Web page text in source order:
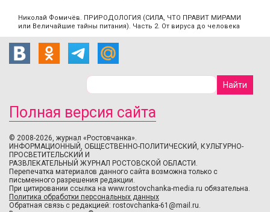
Николай Фомичёв. ПРИРОДОЛОГИЯ (СИЛА, ЧТО ПРАВИТ МИРАМИ
или Величайшие тайны питания). Часть 2. От вируса до человека
Полная версия сайта
© 2008-2026, журнал «Ростовчанка».
ИНФОРМАЦИОННЫЙ, ОБЩЕСТВЕННО-ПОЛИТИЧЕСКИЙ, КУЛЬТУРНО-
ПРОСВЕТИТЕЛЬСКИЙ И
РАЗВЛЕКАТЕЛЬНЫЙ ЖУРНАЛ РОСТОВСКОЙ ОБЛАСТИ.
Перепечатка материалов данного сайта возможна только с
письменного разрешения редакции.
При цитировании ссылка на www.rostovchanka-media.ru обязательна.
Политика обработки персональных данных
Обратная связь с редакцией: rostovchanka-61@mail.ru